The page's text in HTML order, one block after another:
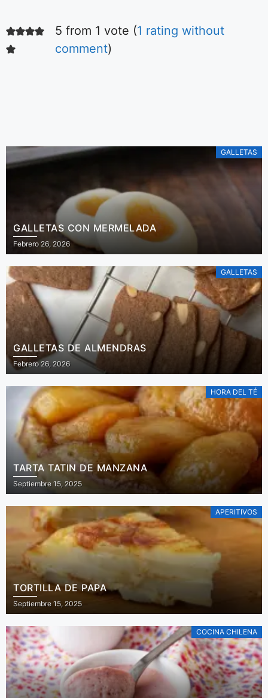
5 from 1 vote (1 rating without
comment)
Ensalada fácil
de tomates
GALLETAS
GALLETAS CON MERMELADA
Febrero 26, 2026
GALLETAS
GALLETAS DE ALMENDRAS
Febrero 26, 2026
HORA DEL TÉ
TARTA TATIN DE MANZANA
Septiembre 15, 2025
APERITIVOS
TORTILLA DE PAPA
Septiembre 15, 2025
COCINA CHILENA